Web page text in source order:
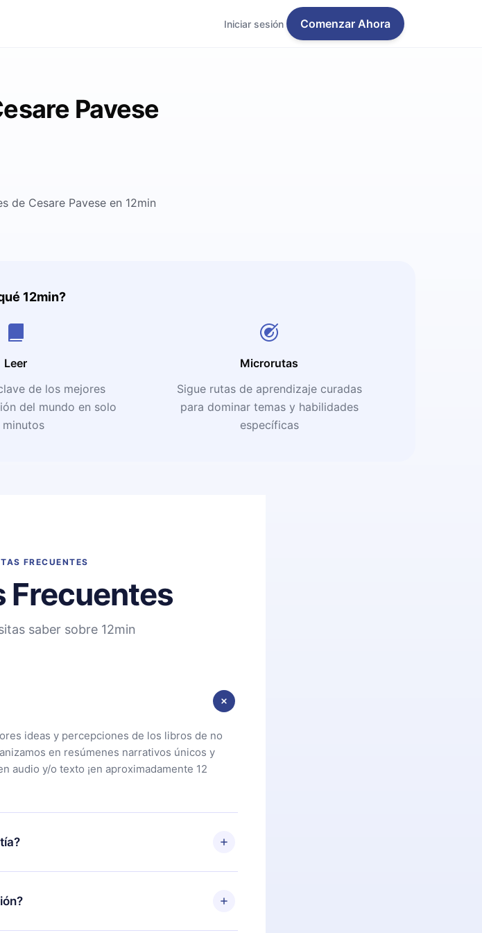
Iniciar sesión Comenzar Ahora
Pavese
de Cesare Pavese en 12min
12min?
Leer
de los mejores
del mundo en solo
minutos
Microrutas
Sigue rutas de aprendizaje curadas
para dominar temas y habilidades
específicas
FRECUENTES
Frecuentes
saber sobre 12min
ideas y percepciones de los libros de no
en resúmenes narrativos únicos y
audio y/o texto ¡en aproximadamente 12
a disfrutar de nuestra biblioteca. Si por
plataforma, simplemente contacta a